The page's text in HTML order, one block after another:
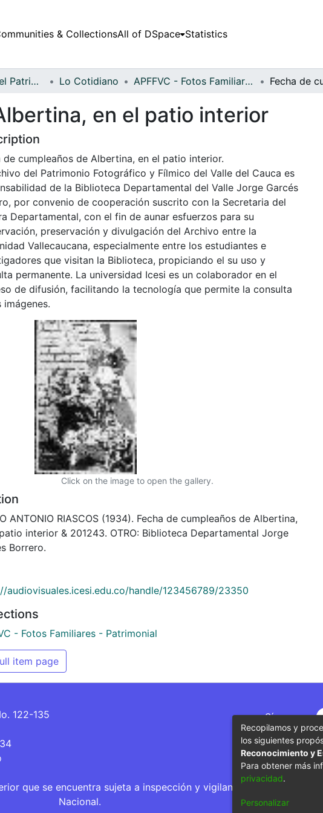
& CollectionsAll of DSpace Statistics
Fondo Archivo del Patrimonio Fotográfico y Fílmico del Valle del Cauca Lo Cotidiano APFFVC - Fotos Familiares - Patrimonial
en el patio interior
de cumpleaños de Albertina, en el patio interior.
del Patrimonio Fotográfico y Fílmico del Valle del Cauca es
de la Biblioteca Departamental del Valle Jorge Garcés
por convenio de cooperación suscrito con la Secretaria del
Departamental, con el fin de aunar esfuerzos para su
preservación y divulgación del Archivo entre la
Vallecaucana, especialmente entre los estudiantes e
que visitan la Biblioteca, propiciando el su uso y
permanente. La universidad Icesi es un colaborador en el
de difusión, facilitando la tecnología que permite la consulta
imágenes.
Click on the image to open the gallery.
ANTONIO RIASCOS (1934). Fecha de cumpleaños de Albertina,
interior & 201243. OTRO: Biblioteca Departamental Jorge
Borrero.
audiovisuales.icesi.edu.co/handle/123456789/23350
- Fotos Familiares - Patrimonial
item page
122-135
Síguenos
que se encuentra sujeta a inspección y vigilancia por parte del
Nacional.
Recopilamos y
los siguientes
Reconocimiento y
Para obtener más
privacidad.
Personalizar